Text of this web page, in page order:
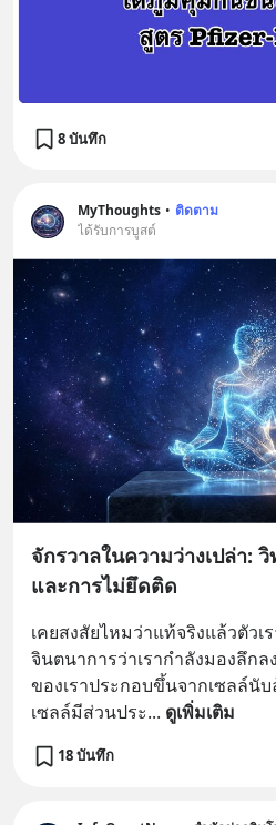
8 บันทึก
MyThoughts • ติดตาม
ได้รับการบูสต์
จักรวาลในความว่างเปล่า:
และการไม่ยึดติด
เคยสงสัยไหมว่าแท้จริงแล้วตัวเ
จินตนาการว่าเรากำลังมองลึกล
ของเราประกอบขึ้นจากเซลล์นั
เซลล์มีส่วนประ... ดูเพิ่มเติม
18 บันทึก